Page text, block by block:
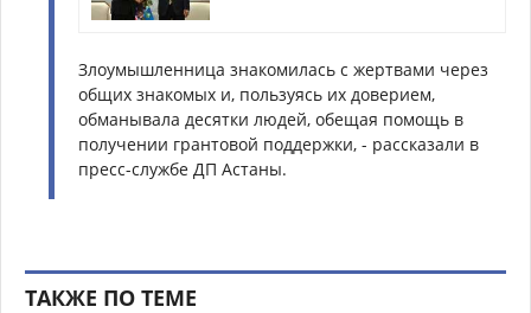
Злоумышленница знакомилась с жертвами через
общих знакомых и, пользуясь их доверием,
обманывала десятки людей, обещая помощь в
получении грантовой поддержки, - рассказали в
пресс-службе ДП Астаны.
ТАКЖЕ ПО ТЕМЕ